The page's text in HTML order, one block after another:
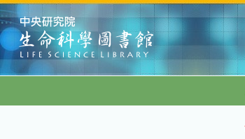
:::